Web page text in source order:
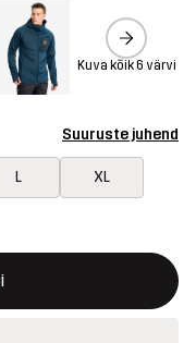
Kuva kõik 6 värvi
Suuruste juhend
L XL
uue kauba